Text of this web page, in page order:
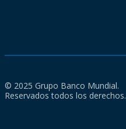
© 2025 Grupo Banco Mundial.
Reservados todos los derechos.